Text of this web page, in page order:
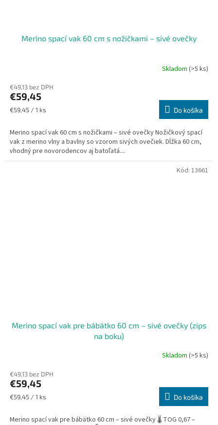
Merino spací vak 60 cm s nožičkami – sivé ovečky
Skladom (>5 ks)
€49,13 bez DPH
€59,45
Jednotková
€59,45 / 1 ks Do košíka
Merino spací vak 60 cm s nožičkami – sivé ovečky Nožičkový spací
vak z merino vlny a bavlny so vzorom sivých ovečiek. Dĺžka 60 cm,
vhodný pre novorodencov aj batoľatá....
Merino spací vak pre bábätko 60 cm – sivé ovečky (zips
na boku)
Skladom (>5 ks)
€49,13 bez DPH
€59,45
Jednotková
€59,45 / 1 ks Do košíka
Merino spací vak pre bábätko 60 cm – sivé ovečky 🌡️ TOG 0,67 –
Kód: 13661